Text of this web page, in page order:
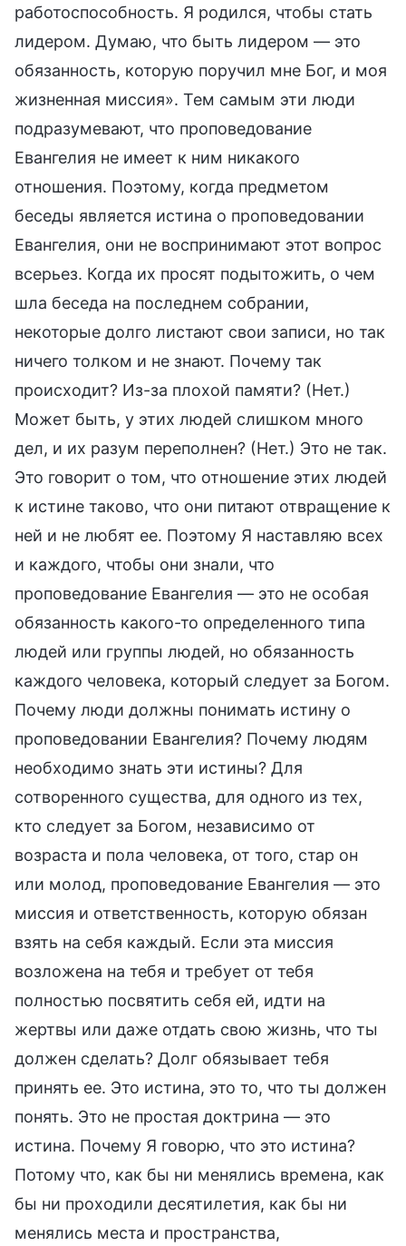
работоспособность. Я родился, чтобы стать
лидером. Думаю, что быть лидером — это
обязанность, которую поручил мне Бог, и моя
жизненная миссия». Тем самым эти люди
подразумевают, что проповедование
Евангелия не имеет к ним никакого
отношения. Поэтому, когда предметом
беседы является истина о проповедовании
Евангелия, они не воспринимают этот вопрос
всерьез. Когда их просят подытожить, о чем
шла беседа на последнем собрании,
некоторые долго листают свои записи, но так
ничего толком и не знают. Почему так
происходит? Из-за плохой памяти? (Нет.)
Может быть, у этих людей слишком много
дел, и их разум переполнен? (Нет.) Это не так.
Это говорит о том, что отношение этих людей
к истине таково, что они питают отвращение к
ней и не любят ее. Поэтому Я наставляю всех
и каждого, чтобы они знали, что
проповедование Евангелия — это не особая
обязанность какого-то определенного типа
людей или группы людей, но обязанность
каждого человека, который следует за Богом.
Почему люди должны понимать истину о
проповедовании Евангелия? Почему людям
необходимо знать эти истины? Для
сотворенного существа, для одного из тех,
кто следует за Богом, независимо от
возраста и пола человека, от того, стар он
или молод, проповедование Евангелия — это
миссия и ответственность, которую обязан
взять на себя каждый. Если эта миссия
возложена на тебя и требует от тебя
полностью посвятить себя ей, идти на
жертвы или даже отдать свою жизнь, что ты
должен сделать? Долг обязывает тебя
принять ее. Это истина, это то, что ты должен
понять. Это не простая доктрина — это
истина. Почему Я говорю, что это истина?
Потому что, как бы ни менялись времена, как
бы ни проходили десятилетия, как бы ни
менялись места и пространства,